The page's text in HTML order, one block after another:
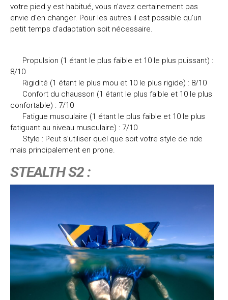
votre pied y est habitué, vous n’avez certainement pas
envie d’en changer. Pour les autres il est possible qu’un
petit temps d’adaptation soit nécessaire.
Propulsion (1 étant le plus faible et 10 le plus puissant) :
8/10
Rigidité (1 étant le plus mou et 10 le plus rigide) : 8/10
Confort du chausson (1 étant le plus faible et 10 le plus
confortable) : 7/10
Fatigue musculaire (1 étant le plus faible et 10 le plus
fatiguant au niveau musculaire) : 7/10
Style : Peut s’utiliser quel que soit votre style de ride
mais principalement en prone.
STEALTH S2 :